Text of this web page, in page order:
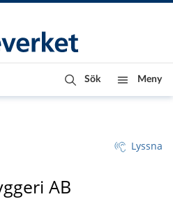
Sök Meny
Lyssna
AB